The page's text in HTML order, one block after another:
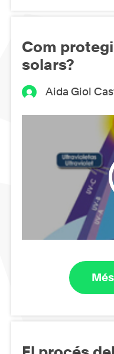
Com
solars?
Aida Giol